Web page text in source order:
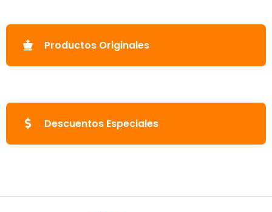
Productos Originales
Descuentos Especiales